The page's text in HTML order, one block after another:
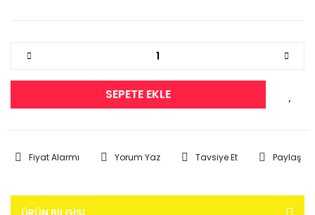
SEPETE EKLE
Fiyat Alarmı Yorum Yaz Tavsiye Et Paylaş